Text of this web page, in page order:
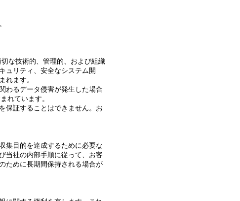
な技術的、管理的、および組織
ュリティ、安全なシステム開
ます。
わるデータ侵害が発生した場合
れています。
保証することはできません。お
集目的を達成するために必要な
当社の内部手順に従って、お客
ために長期間保持される場合が